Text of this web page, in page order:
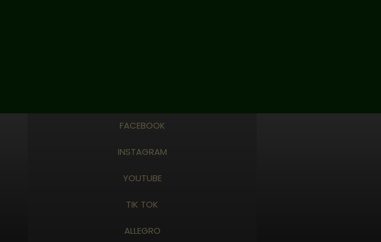
FACEBOOK
INSTAGRAM
YOUTUBE
TIK TOK
ALLEGRO